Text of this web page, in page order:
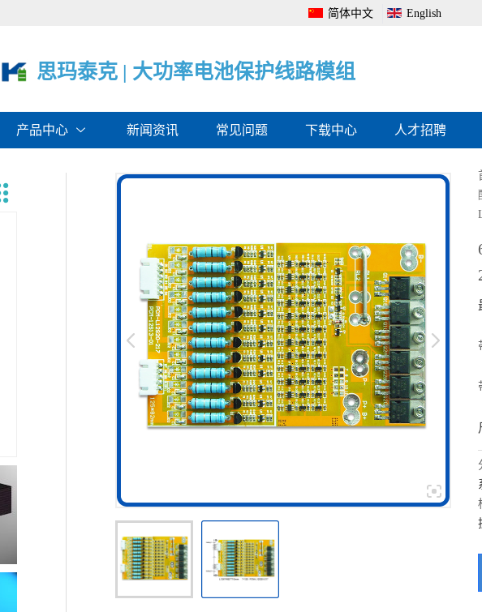
简体中文 English
思玛泰克 | 电池管理系统全面解决方
思玛泰克 | 大功率电池保护线路模组
思玛泰克 | 电池电量监测保护板
产品中心 新闻资讯 常见问题 下载中心 人才招聘